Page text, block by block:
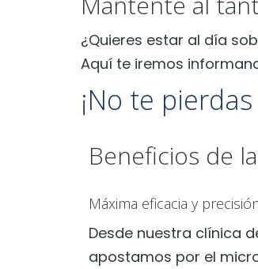
¿Quieres estar al día
Aquí te iremos
¡No te
Beneficios de
Máxima eficacia y
Desde nuestra clínica
apostamos por el